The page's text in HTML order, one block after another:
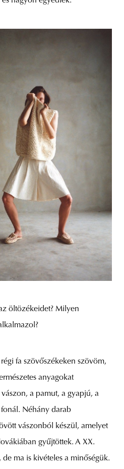
öltözékeidet? Milyen
fa szövőszékeken szövöm,
anyagokat
a pamut, a gyapjú, a
Néhány darab
vászonból készül, amelyet
gyűjtöttek. A XX.
ma is kivételes a minőségük.